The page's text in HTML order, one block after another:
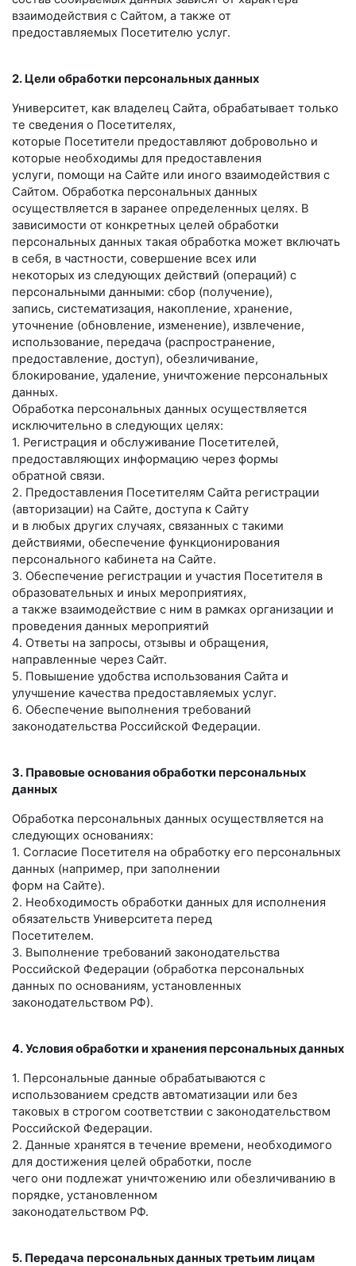
взаимодействия с Сайтом, а также от
предоставляемых Посетителю услуг.
2. Цели обработки персональных данных
Университет, как владелец Сайта, обрабатывает только
те сведения о Посетителях,
которые Посетители предоставляют добровольно и
которые необходимы для предоставления
услуги, помощи на Сайте или иного взаимодействия с
Сайтом. Обработка персональных данных
осуществляется в заранее определенных целях. В
зависимости от конкретных целей обработки
персональных данных такая обработка может включать
в себя, в частности, совершение всех или
некоторых из следующих действий (операций) с
персональными данными: сбор (получение),
запись, систематизация, накопление, хранение,
уточнение (обновление, изменение), извлечение,
использование, передача (распространение,
предоставление, доступ), обезличивание,
блокирование, удаление, уничтожение персональных
данных.
Обработка персональных данных осуществляется
исключительно в следующих целях:
1. Регистрация и обслуживание Посетителей,
предоставляющих информацию через формы
обратной связи.
2. Предоставления Посетителям Сайта регистрации
(авторизации) на Сайте, доступа к Сайту
и в любых других случаях, связанных с такими
действиями, обеспечение функционирования
персонального кабинета на Сайте.
3. Обеспечение регистрации и участия Посетителя в
образовательных и иных мероприятиях,
а также взаимодействие с ним в рамках организации и
проведения данных мероприятий
4. Ответы на запросы, отзывы и обращения,
направленные через Сайт.
5. Повышение удобства использования Сайта и
улучшение качества предоставляемых услуг.
6. Обеспечение выполнения требований
законодательства Российской Федерации.
3. Правовые основания обработки персональных
данных
Обработка персональных данных осуществляется на
следующих основаниях:
1. Согласие Посетителя на обработку его персональных
данных (например, при заполнении
форм на Сайте).
2. Необходимость обработки данных для исполнения
обязательств Университета перед
Посетителем.
3. Выполнение требований законодательства
Российской Федерации (обработка персональных
данных по основаниям, установленных
законодательством РФ).
4. Условия обработки и хранения персональных данных
1. Персональные данные обрабатываются с
использованием средств автоматизации или без
таковых в строгом соответствии с законодательством
Российской Федерации.
2. Данные хранятся в течение времени, необходимого
для достижения целей обработки, после
чего они подлежат уничтожению или обезличиванию в
порядке, установленном
законодательством РФ.
5. Передача персональных данных третьим лицам